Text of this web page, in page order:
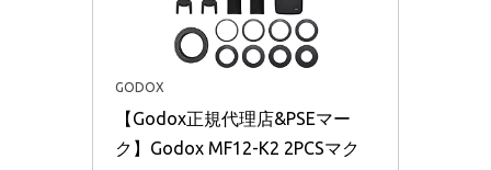
GODOX
【Godox正規代理店&PSEマー
ク】Godox MF12-K2 2PCSマク